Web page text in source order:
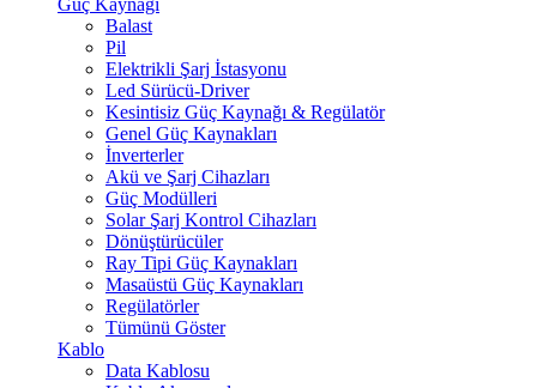
Güç Kaynağı
Balast
Pil
Elektrikli Şarj İstasyonu
Led Sürücü-Driver
Kesintisiz Güç Kaynağı & Regülatör
Genel Güç Kaynakları
İnverterler
Akü ve Şarj Cihazları
Güç Modülleri
Solar Şarj Kontrol Cihazları
Dönüştürücüler
Ray Tipi Güç Kaynakları
Masaüstü Güç Kaynakları
Regülatörler
Tümünü Göster
Kablo
Data Kablosu